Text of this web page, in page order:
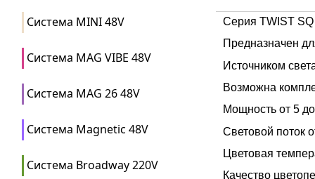
Система MINI 48V
Система MAG VIBE 48V
Система MAG 26 48V
Система Magnetic 48V
Система Broadway 220V
Серия TWIST
Предназначен
Источником
Возможна
Мощность от 5
Световой поток
Цветовая
Качество